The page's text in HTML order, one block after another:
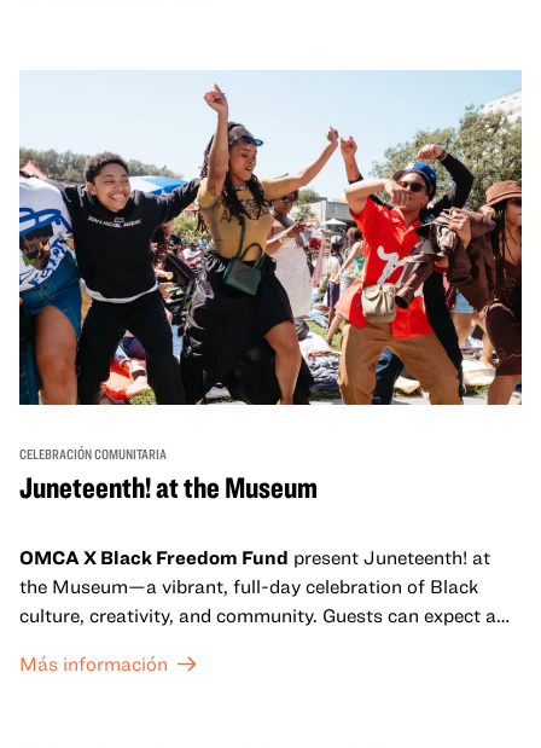
un espacio para que nuestras comunidades AAPI se
reúnan y se eleven mutuamente con círculos de curación
tanto presenciales como virtuales.
CELEBRACIÓN COMUNITARIA
Juneteenth! at the Museum
OMCA X Black Freedom Fund present Juneteenth! at
the Museum—a vibrant, full-day celebration of Black
culture, creativity, and community. Guests can expect a
sets from boundary-pushing artists, delicious offerings
Más información